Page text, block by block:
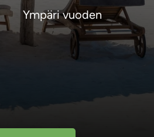
Ympäri vuoden